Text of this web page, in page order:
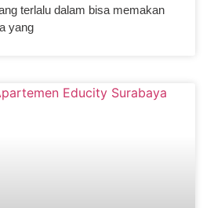
terlalu dalam bisa memakan
yang